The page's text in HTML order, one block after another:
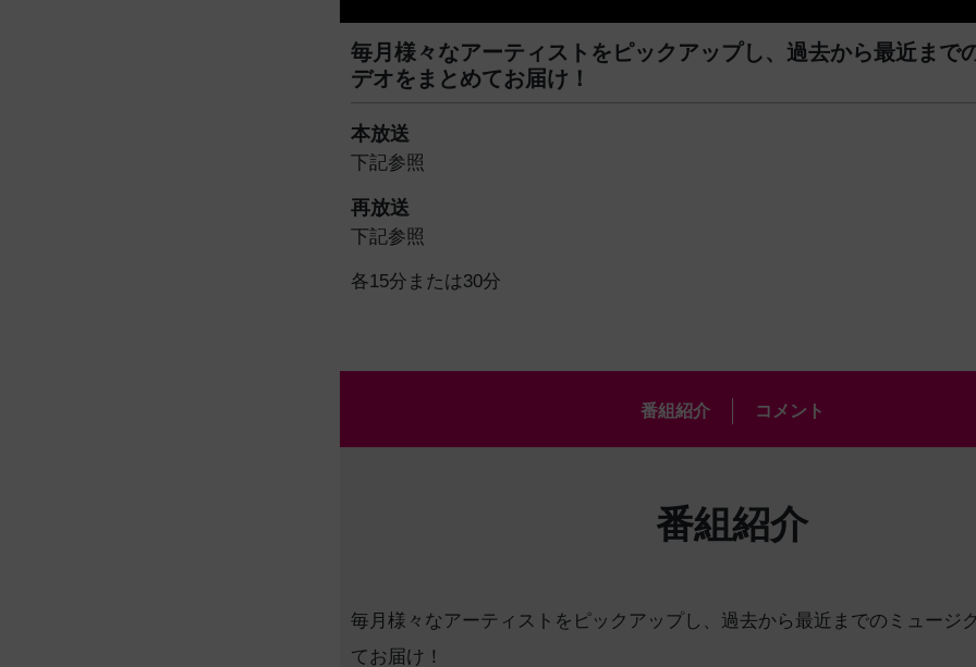
毎月様々なアーティストをピックアップし、過去から最近まで
デオをまとめてお届け！
本放送
下記参照
再放送
下記参照
各15分または30分
番組紹介 コメント
番組紹介
毎月様々なアーティストをピックアップし、過去から最近までのミュージ
てお届け！